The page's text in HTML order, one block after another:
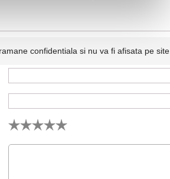
confidentiala si nu va fi afisata pe site.